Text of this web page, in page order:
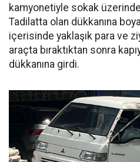
kamyonetiyle sokak
Tadilatta olan dükkanına
içerisinde yaklaşık para ve
araçta bıraktıktan sonra
dükkanına girdi.